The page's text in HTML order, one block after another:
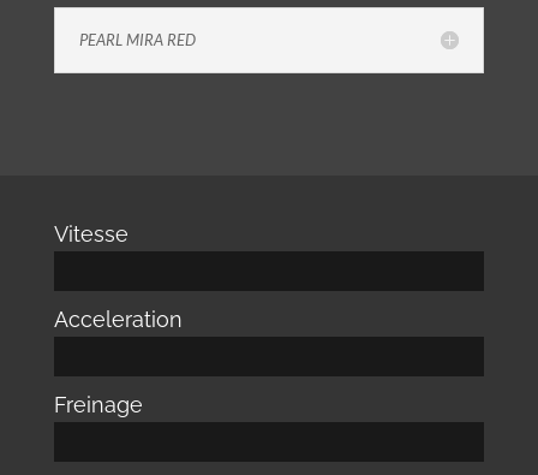
PEARL MIRA RED
Vitesse
Acceleration
Freinage